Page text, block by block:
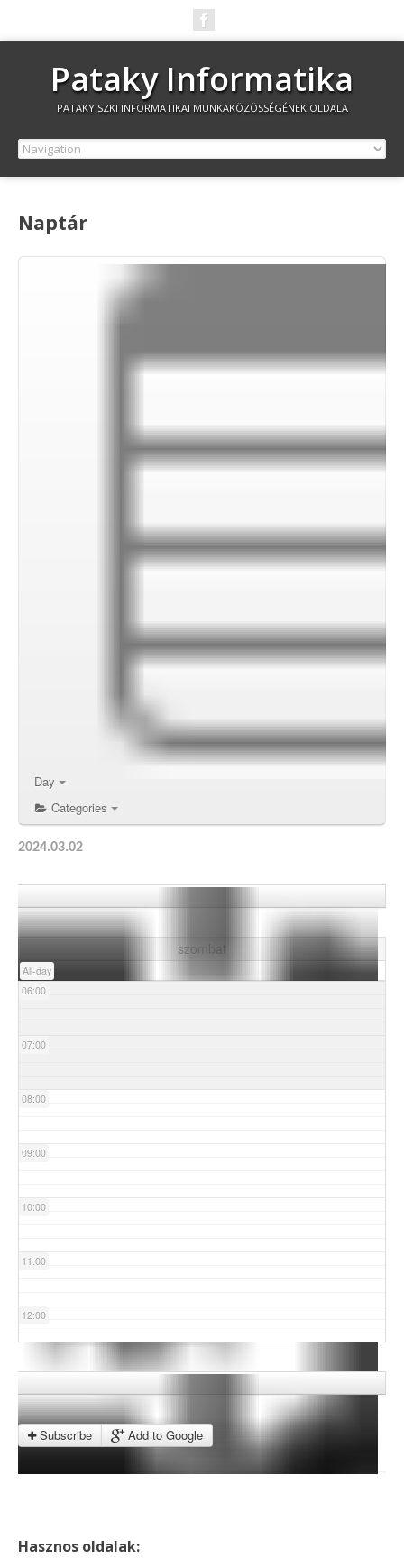
Pataky Informatika
PATAKY SZKI INFORMATIKAI MUNKAKÖZÖSSÉGÉNEK OLDALA
Naptár
Day
Categories
2024.03.02
szombat
All-day
02:00
03:00
04:00
05:00
06:00
07:00
08:00
09:00
10:00
11:00
12:00
13:00
14:00
15:00
Subscribe Add to Google
Hasznos oldalak: